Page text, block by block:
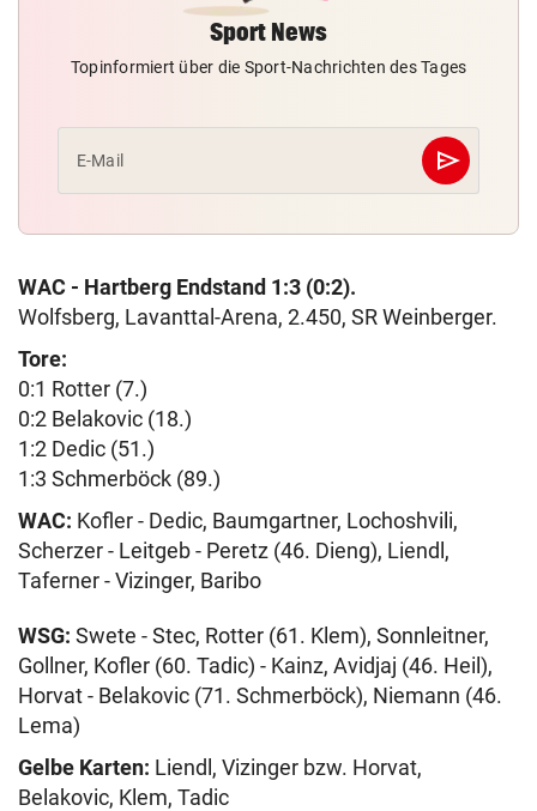
Sport News
Topinformiert über die Sport-Nachrichten des Tages
E-Mail send
Abschicken
WAC - Hartberg Endstand 1:3 (0:2).
Wolfsberg, Lavanttal-Arena, 2.450, SR Weinberger.
Tore:
0:1 Rotter (7.)
0:2 Belakovic (18.)
1:2 Dedic (51.)
1:3 Schmerböck (89.)
WAC: Kofler - Dedic, Baumgartner, Lochoshvili,
Scherzer - Leitgeb - Peretz (46. Dieng), Liendl,
Taferner - Vizinger, Baribo
WSG: Swete - Stec, Rotter (61. Klem), Sonnleitner,
Gollner, Kofler (60. Tadic) - Kainz, Avidjaj (46. Heil),
Horvat - Belakovic (71. Schmerböck), Niemann (46.
Lema)
Gelbe Karten: Liendl, Vizinger bzw. Horvat,
Belakovic, Klem, Tadic